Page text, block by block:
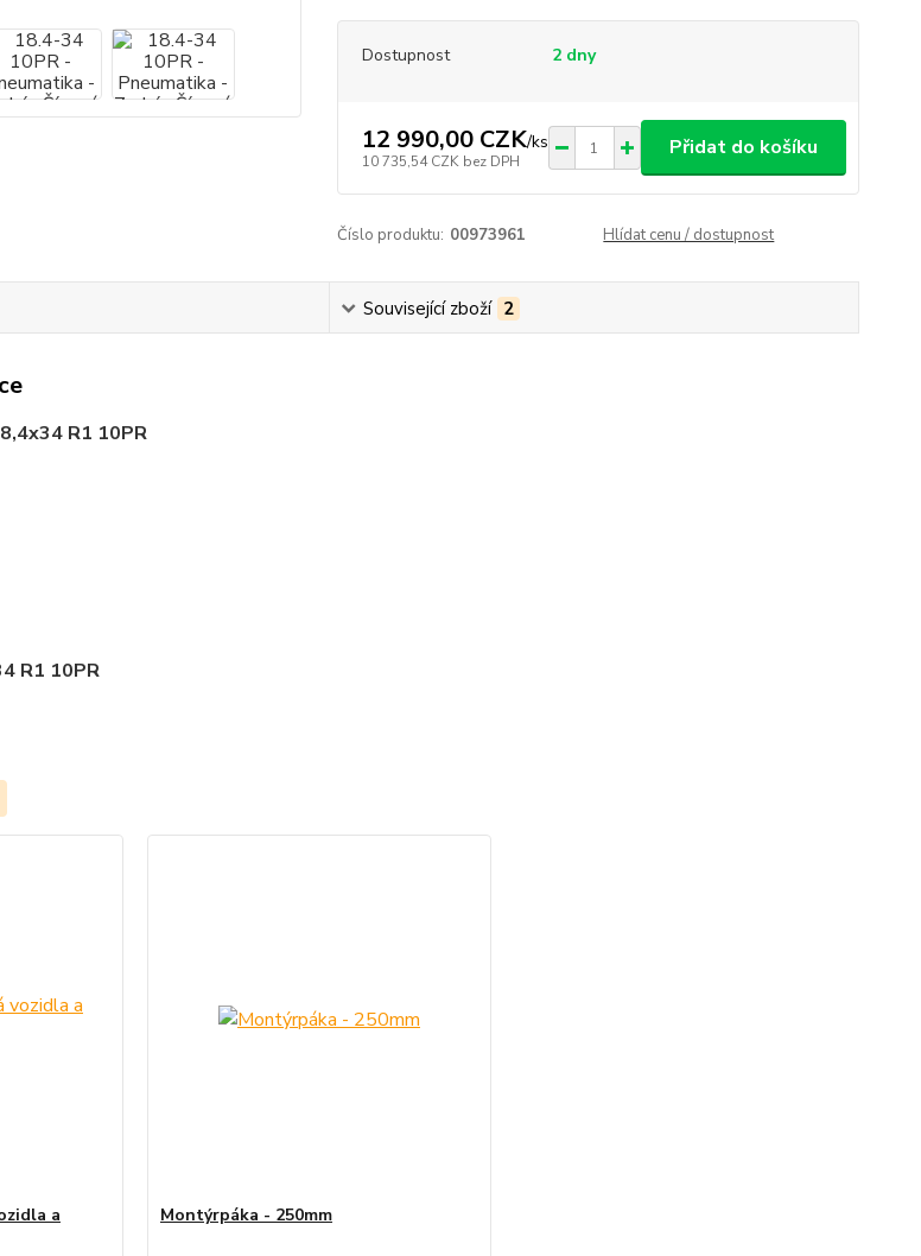
Dostupnost 2 dny
12 990,00 CZK/ks
10 735,54 CZK bez DPH
Přidat do košíku
Číslo produktu: 00973961 Hlídat cenu / dostupnost
Související zboží 2
R1 10PR
R1 10PR
a
Montýrpáka - 250mm